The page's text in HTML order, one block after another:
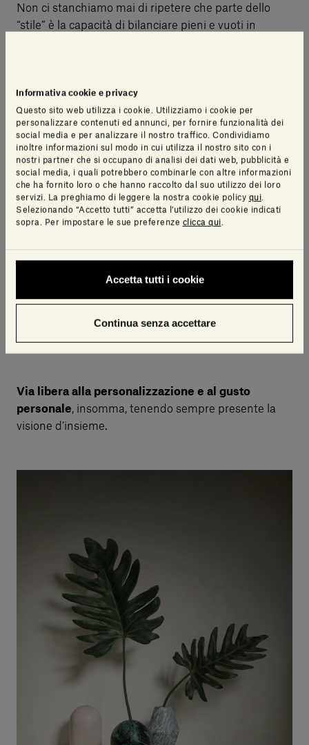
Informativa cookie e privacy
Questo sito web utilizza i cookie. Utilizziamo i cookie per
personalizzare contenuti ed annunci, per fornire funzionalità dei
social media e per analizzare il nostro traffico. Condividiamo
inoltre informazioni sul modo in cui utilizza il nostro sito con i
nostri partner che si occupano di analisi dei dati web, pubblicità e
social media, i quali potrebbero combinarle con altre informazioni
che ha fornito loro o che hanno raccolto dal suo utilizzo dei loro
servizi. La preghiamo di leggere la nostra cookie policy qui
Selezionando “Accetto tutti” accetta l’utilizzo dei cookie indicati
sopra. Per impostare le sue preferenze clicca qui
Accetta tutti i cookie
Continua senza accettare
Non ci stanchiamo mai di ripetere che parte dello
“stile” è la capacità di bilanciare pieni e vuoti in
millimetro ogni ripiano, anzi,
risultare più bilanciato alternando i libri con
piccola oggettistica di qualità che crei dei vuoti
artistici.
Spazio afermalibri d’autore, cornici preziose e
fotografie, piccole opere di arte e design, o
diffusori di fragranze . Se ciascuna sezione della
cimentare in giochi di riferimenti e allusioni. Il ripiano
dedicato all’arte può accogliere complementi come
dell’estremo oriente possono posizionare la
Via libera alla personalizzazione e al gusto
personale, insomma, tenendo sempre presente la
visione d’insieme.